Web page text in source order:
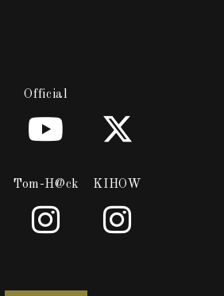
Official
Tom-H@ck KIHOW